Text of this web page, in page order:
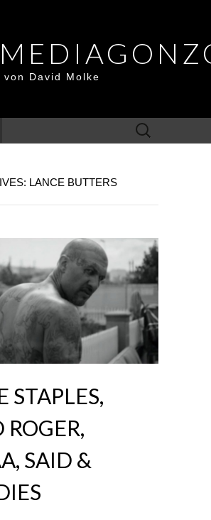
von David Molke
Suche
nach:
LANCE BUTTERS
STAPLES,
ROGER,
SAID &